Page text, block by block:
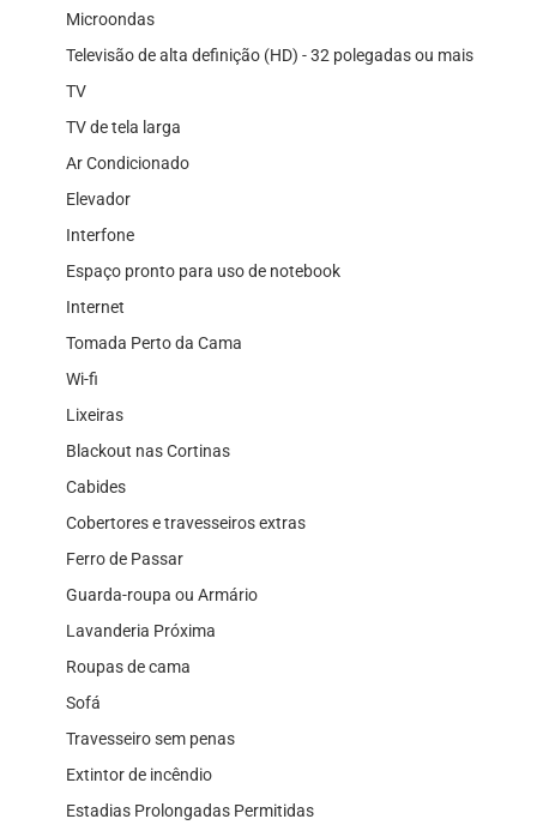
Microondas
Televisão de alta definição (HD) - 32 polegadas ou mais
TV
TV de tela larga
Ar Condicionado
Elevador
Interfone
Espaço pronto para uso de notebook
Internet
Tomada Perto da Cama
Wi-fi
Lixeiras
Blackout nas Cortinas
Cabides
Cobertores e travesseiros extras
Ferro de Passar
Guarda-roupa ou Armário
Lavanderia Próxima
Roupas de cama
Sofá
Travesseiro sem penas
Extintor de incêndio
Estadias Prolongadas Permitidas